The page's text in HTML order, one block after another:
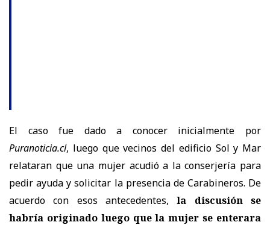
El caso fue dado a conocer inicialmente por
Puranoticia.cl, luego que vecinos del edificio Sol y Mar
relataran que una mujer acudió a la conserjería para
pedir ayuda y solicitar la presencia de Carabineros. De
acuerdo con esos antecedentes,la discusión se
habría originado luego que la mujer se enterara